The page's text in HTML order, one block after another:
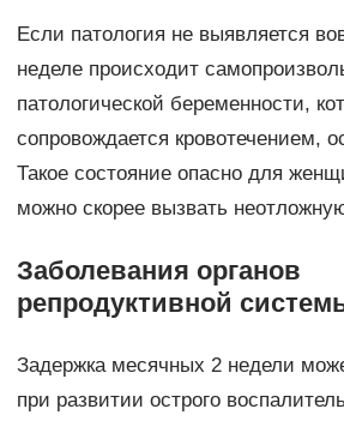
Если патология не выявляется
неделе происходит
патологической беременности,
сопровождается кровотечением,
Такое состояние опасно для
можно скорее вызвать
Заболевания органов
репродуктивной
Задержка месячных 2 недели
при развитии острого